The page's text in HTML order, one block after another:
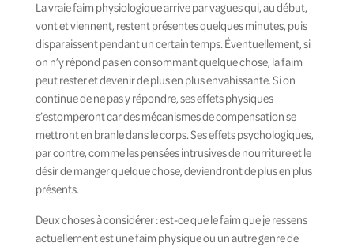
La vraie faim physiologique arrive par vagues qui, au début,
vont et viennent, restent présentes quelques minutes, puis
disparaissent pendant un certain temps. Éventuellement, si
on n’y répond pas en consommant quelque chose, la faim
peut rester et devenir de plus en plus envahissante. Si on
continue de ne pas y répondre, ses effets physiques
s’estomperont car des mécanismes de compensation se
mettront en branle dans le corps. Ses effets psychologiques,
par contre, comme les pensées intrusives de nourriture et le
désir de manger quelque chose, deviendront de plus en plus
présents.
Deux choses à considérer : est-ce que le faim que je ressens
actuellement est une faim physique ou un autre genre de